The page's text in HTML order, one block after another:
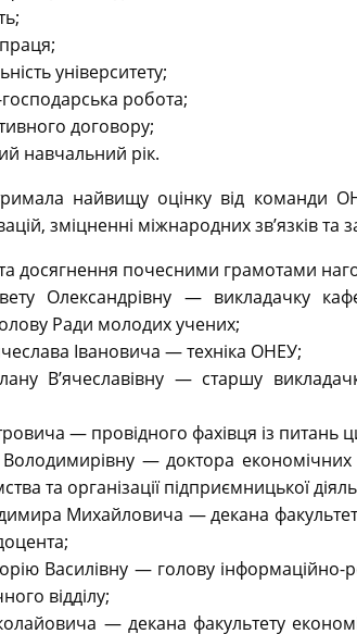
університету;
робота;
договору;
навчальний рік.
найвищу оцінку від команди
зміцненні міжнародних зв’язків та
досягнення почесними грамотами
Олександрівну — викладачку
Ради молодих учених;
Івановича — техніка ОНЕУ;
В’ячеславівну — старшу
— провідного фахівця із питань
Володимирівну — доктора
та організації підприємницької
Михайловича — декана
Василівну — голову інформаційно-
відділу;
— декана факультету